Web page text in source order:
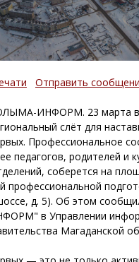
Отправить
ИНФОРМ. 23 марта в
слёт для
Профессиональное
педагогов, родителей и
соберется на
профессиональной
д. 5). Об этом
в Управлении
Магаданской